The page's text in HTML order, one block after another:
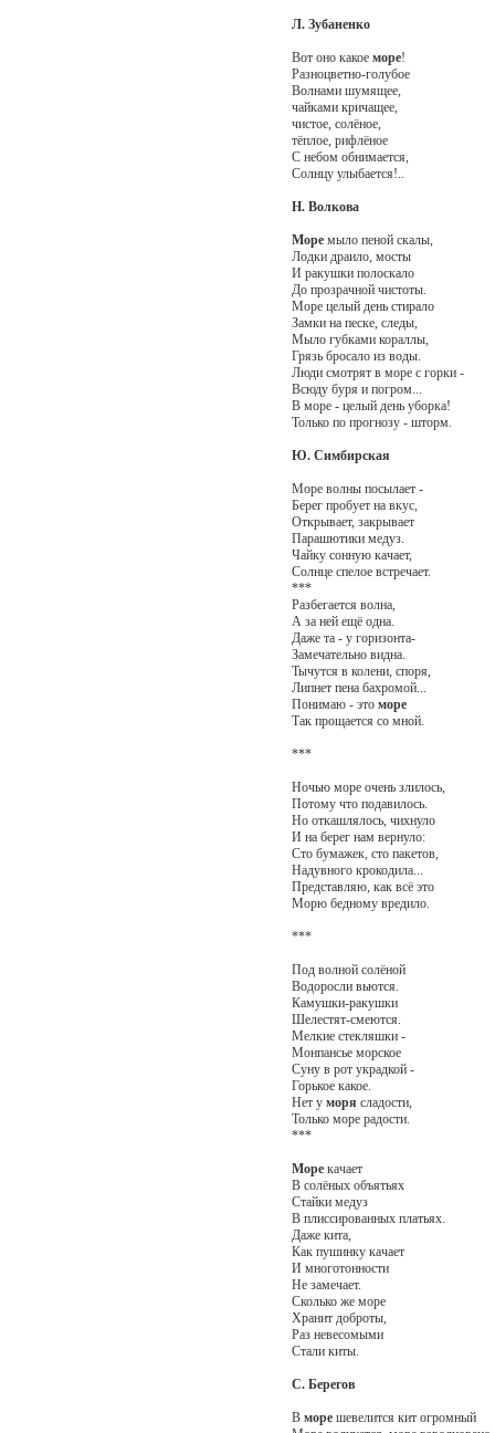
Л. Зубаненко
Вот оно какое море!
Разноцветно-голубое
Волнами шумящее,
чайками кричащее,
чистое, солёное,
тёплое, рифлёное
С небом обнимается,
Солнцу улыбается!..
Н. Волкова
Моремыло пеной скалы,
Лодки драило, мосты
И ракушки полоскало
До прозрачной чистоты.
Море целый день стирало
Замки на песке, следы,
Мыло губками кораллы,
Грязь бросало из воды.
Люди смотрят в море с горки -
Всюду буря и погром...
В море - целый день уборка!
Только по прогнозу - шторм.
Ю. Симбирская
Море волны посылает -
Берег пробует на вкус,
Открывает, закрывает
Парашютики медуз.
Чайку сонную качает,
Солнце спелое встречает.
***
Разбегается волна,
А за ней ещё одна.
Даже та - у горизонта-
Замечательно видна.
Тычутся в колени, споря,
Липнет пена бахромой...
Понимаю - это море
Так прощается со мной.
***
Ночью море очень злилось,
Потому что подавилось.
Но откашлялось, чихнуло
И на берег нам вернуло:
Сто бумажек, сто пакетов,
Надувного крокодила...
Представляю, как всё это
Морю бедному вредило.
***
Под волной солёной
Водоросли вьются.
Камушки-ракушки
Шелестят-смеются.
Мелкие стекляшки -
Монпансье морское
Суну в рот украдкой -
Горькое какое.
Нет у моря сладости,
Только море радости.
***
Морекачает
В солёных объятьях
Стайки медуз
В плиссированных платьях.
Даже кита,
Как пушинку качает
И многотонности
Не замечает.
Сколько же море
Хранит доброты,
Раз невесомыми
Стали киты.
С. Берегов
В морешевелится кит огромный